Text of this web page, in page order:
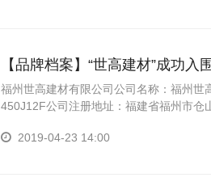
【品牌档案】“世高建材”成功入
福州世高建材有限公司公司名称：福州
450J12F公司注册地址：福建省福州市仓
2019-04-23 14:00